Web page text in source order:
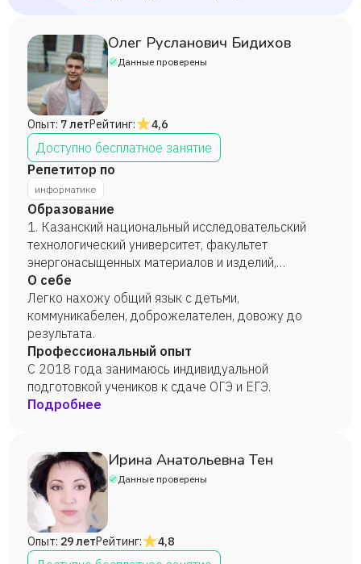
Олег Русланович Бидихов
Данные проверены
Опыт: 7 летРейтинг: 4,6
Доступно бесплатное занятие
Репетитор по
информатике
Образование
1. Казанский национальный исследовательский
технологический университет, факультет
энергонасыщенных материалов и изделий,
специальность: материаловедение и технологии
материалов, 2022 год. 2. Казанский национальный
исследовательский технологический университет,
факультет дополнительного образования,
специальность: программирование и
информационные технологии, 2022 год.
О себе
Легко нахожу общий язык с детьми,
коммуникабелен, доброжелателен, довожу до
результата.
Профессиональный опыт
С 2018 года занимаюсь индивидуальной
подготовкой учеников к сдаче ОГЭ и ЕГЭ.
Подробнее
Ирина Анатольевна Тен
Данные проверены
Опыт: 29 летРейтинг: 4,8